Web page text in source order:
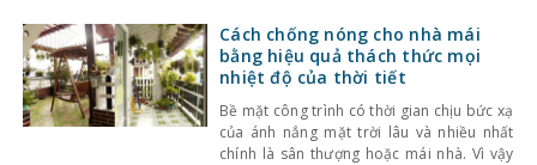
catwalk. Thanh Hằng phải dậy từ sáng
sớm đến công trình xây dựng, chuẩn bị
một ngày trải nghiệm thú vị.
Cách chống nóng cho nhà mái
bằng hiệu quả thách thức mọi
nhiệt độ của thời tiết
Bề mặt công trình có thời gian chịu bức xạ
của ánh nắng mặt trời lâu và nhiều nhất
chính là sân thượng hoặc mái nhà. Vì vậy